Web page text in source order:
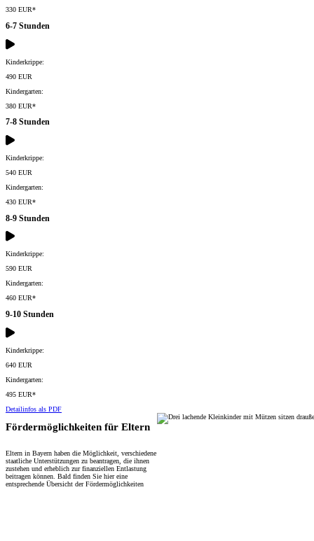
330 EUR*
6-7 Stunden
Kinderkrippe:
490 EUR
Kindergarten:
380 EUR*
7-8 Stunden
Kinderkrippe:
540 EUR
Kindergarten:
430 EUR*
8-9 Stunden
Kinderkrippe:
590 EUR
Kindergarten:
460 EUR*
9-10 Stunden
Kinderkrippe:
640 EUR
Kindergarten:
495 EUR*
Detailinfos als PDF
Fördermöglichkeiten für Eltern
Eltern in Bayern haben die Möglichkeit, verschiedene
staatliche Unterstützungen zu beantragen, die ihnen
zustehen und erheblich zur finanziellen Entlastung
beitragen können. Bald finden Sie hier eine
entsprechende Übersicht der Fördermöglichkeiten